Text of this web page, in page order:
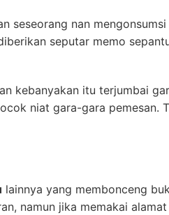
seseorang nan
seputar memo
kebanyakan itu terjumbai
niat gara-gara pemesan.
lainnya yang membonceng
namun jika memakai